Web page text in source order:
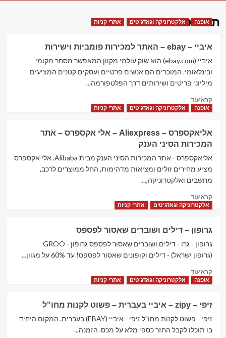
תכשיטים
אופנה אלקטרוניקה וגאדג'טים אתרי קניות
איביי – ebay – האתר למכירות פומביות וישירות
איביי (ebay.com) הוא שוק עולמי מקוון המאפשר מסחר מקומי
ובינלאומי. המוכרים הם אנשים פרטיים ועסקים קטנים המציעים
מיליוני פריטים ושירותים דרך הפלטפורמה...
קרא עודRead
more
–
ebay
–
פומביות וישירות
אופנה אלקטרוניקה וגאדג'טים אתרי קניות
אליאקספרס – Aliexpress – אלי אקספרס – אתר
המכירות הסיני הענק
אליאקספרס - אתר המכירות הסיני הענק מבית Alibaba. אלי אקספרס
מציע מחירים זולים ומציאות מדהימות, החל ממוצרים לרכב,
מחשבים ואלקטרוניקה,...
קרא עודRead
more
–
Aliexpress
–
אקספרס
המכירות
הסיני
הענק
אלקטרוניקה וגאדג'טים אתרי קניות
גרופון – דילים ושוברים שאסור לפספס‏
גרופון - גרו - דילים ושוברים שאסור לפספס‏ גרופון - GROO
(גרופון ישראל) - דילים וקופונים שאסור לפספס! עד 60% על מגוון...
קרא עודRead
more
–
דילים
ושוברים
אופנה אלקטרוניקה וגאדג'טים אתרי קניות
זיפי – zipy – איביי בעברית – פשוט לקנות מחו"ל
זיפי - פשוט לקנות מחו"ל זיפי - איביי (EBAY) בעברית. המקום היחיד
בו תוכלו לקבל החזר כספי מלא על מכס. הזמנה...